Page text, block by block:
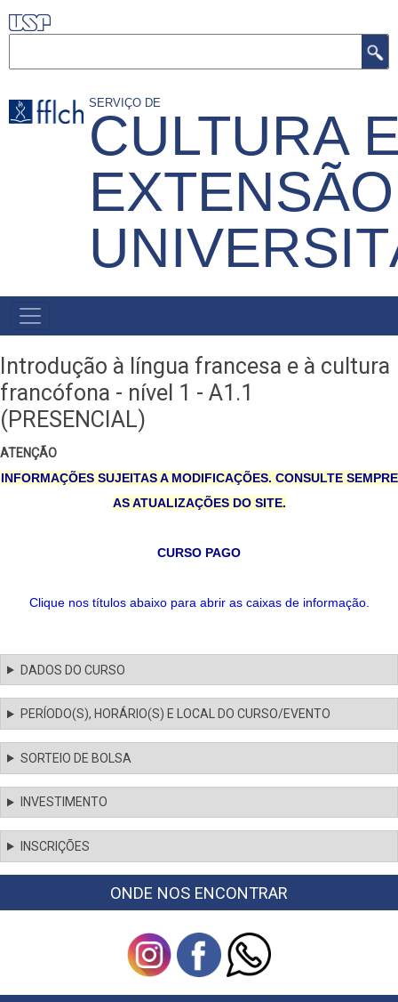
Pular
para
principal
SERVIÇO DE
CULTURA
EXTENSÃO
MENU
PRIMÁRIO
Introdução à língua francesa e à cultura
francófona - nível 1 - A1.1
(PRESENCIAL)
ATENÇÃO
INFORMAÇÕES SUJEITAS A MODIFICAÇÕES. CONSULTE SEMPRE
AS ATUALIZAÇÕES DO SITE.
CURSO PAGO
Clique nos títulos abaixo para abrir as caixas de informação.
DADOS DO CURSO
PERÍODO(S), HORÁRIO(S) E LOCAL DO CURSO/EVENTO
SORTEIO DE BOLSA
INVESTIMENTO
INSCRIÇÕES
ONDE NOS ENCONTRAR